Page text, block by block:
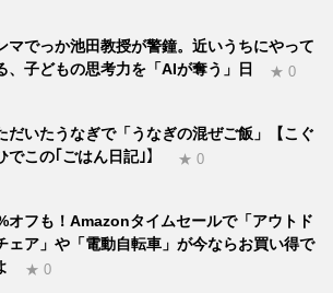
マでっか池田教授が警鐘。近いうちにやって
、子どもの思考力を「AIが奪う」日
★ 0
だいたうなぎで「うなぎの混ぜご飯」【こぐ
でこの｢ごはん日記｣】
★ 0
オフも！Amazonタイムセールで「アウトド
ェア」や「電動自転車」が今ならお買い得で
★ 0